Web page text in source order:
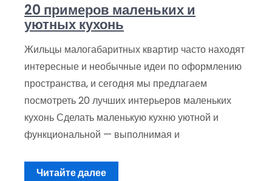
20 примеров маленьких и
уютных кухонь
Жильцы малогабаритных квартир часто находят
интересные и необычные идеи по оформлению
пространства, и сегодня мы предлагаем
посмотреть 20 лучших интерьеров маленьких
кухонь Сделать маленькую кухню уютной и
функциональной — выполнимая и
Читайте далее